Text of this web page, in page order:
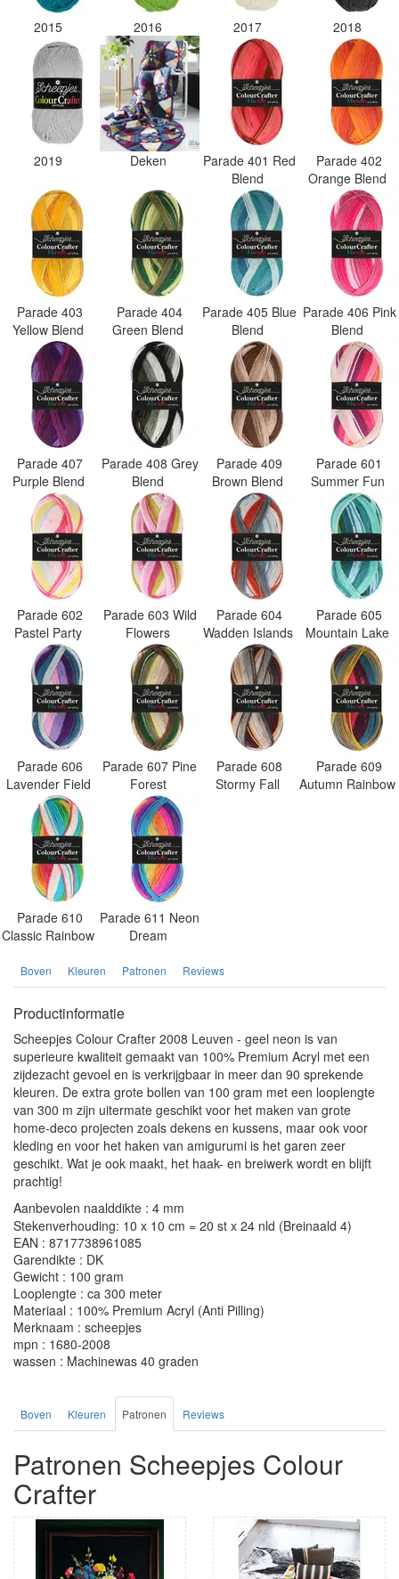
2015 2016 2017 2018
2019 Deken
Parade 401 Red
Blend
Parade 402
Orange Blend
Parade 403
Yellow Blend
Parade 404
Green Blend
Parade 405 Blue
Blend
Parade 406 Pink
Blend
Parade 407
Purple Blend
Parade 408 Grey
Blend
Parade 409
Brown Blend
Parade 601
Summer Fun
Parade 602
Pastel Party
Parade 603 Wild
Flowers
Parade 604
Wadden Islands
Parade 605
Mountain Lake
Parade 606
Lavender Field
Parade 607 Pine
Forest
Parade 608
Stormy Fall
Parade 609
Autumn Rainbow
Parade 610
Classic Rainbow
Parade 611 Neon
Dream
Boven Kleuren Patronen Reviews
Productinformatie
Scheepjes Colour Crafter 2008 Leuven - geel neon is van
superieure kwaliteit gemaakt van 100% Premium Acryl met een
zijdezacht gevoel en is verkrijgbaar in meer dan 90 sprekende
kleuren. De extra grote bollen van 100 gram met een looplengte
van 300 m zijn uitermate geschikt voor het maken van grote
home-deco projecten zoals dekens en kussens, maar ook voor
kleding en voor het haken van amigurumi is het garen zeer
geschikt. Wat je ook maakt, het haak- en breiwerk wordt en blijft
prachtig!
Aanbevolen naalddikte : 4 mm
Stekenverhouding: 10 x 10 cm = 20 st x 24 nld (Breinaald 4)
EAN : 8717738961085
Garendikte : DK
Gewicht : 100 gram
Looplengte : ca 300 meter
Materiaal : 100% Premium Acryl (Anti Pilling)
Merknaam : scheepjes
mpn : 1680-2008
wassen : Machinewas 40 graden
Boven Kleuren Patronen Reviews
Patronen Scheepjes Colour
Crafter